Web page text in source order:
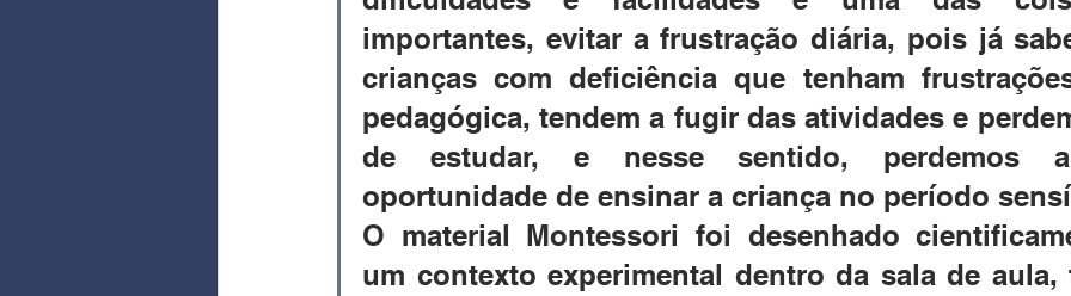
importantes, evitar a frustração diária, pois já
crianças com deficiência que tenham
pedagógica, tendem a fugir das atividades e
de estudar, e nesse sentido, perdemos
oportunidade de ensinar a criança no período
O material Montessori foi desenhado
um contexto experimental dentro da sala de aula,